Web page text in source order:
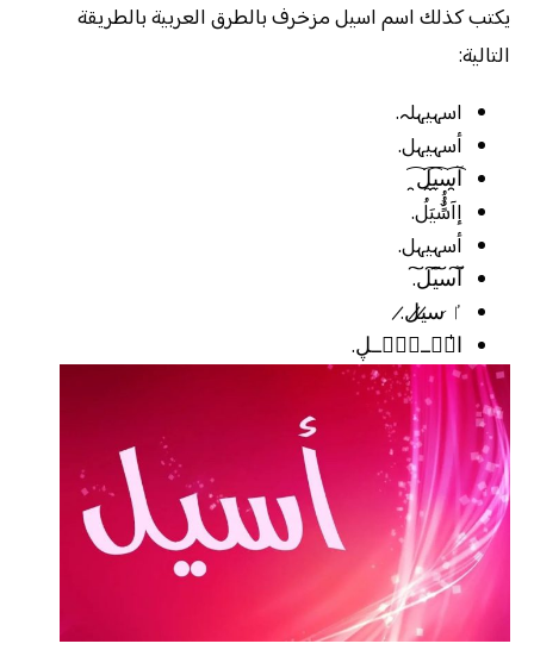
يكتب كذلك اسم اسيل مزخرف بالطرق العربية بالطريقة
التالية:
اسہيہلہ.
أسہيہل.
آ̯͡س̯͡ي̯͡ل̯͡
إآسًٌُُيَلُ.
أسہيہل.
آ͠س͠ي͠ل͠.
ٵ̷ س̷ي̷ل̷.
ا̍ڛۜــۑْۧــڸ.